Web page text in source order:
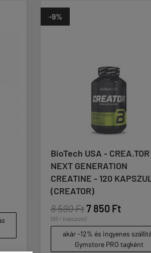
-9%
BioTech USA - CREA.TOR -
NEXT GENERATION
CREATINE - 120 KAPSZULA
(CREATOR)
8 590 Ft7 850 Ft
(65 / kapszula)
akár -12% és ingyenes szállítás
Gymstore PRO tagként